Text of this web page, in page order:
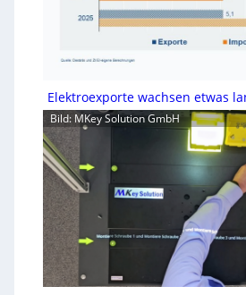
Elektroexporte wachsen etwas
Bild: MKey Solution GmbH